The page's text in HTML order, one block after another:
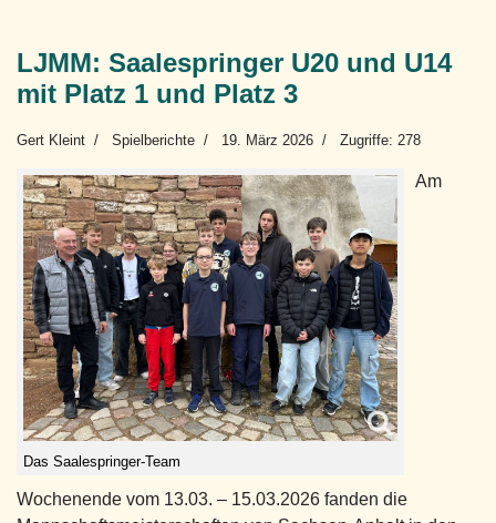
LJMM: Saalespringer U20 und U14
mit Platz 1 und Platz 3
Gert Kleint Spielberichte 19. März 2026 Zugriffe: 278
Das Saalespringer-Team
Am
Wochenende vom 13.03. – 15.03.2026 fanden die